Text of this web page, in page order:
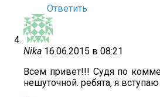
Ответить
Nika 16.06.2015 в 08:21
Всем привет!!! Судя по
нешуточной. ребята, я